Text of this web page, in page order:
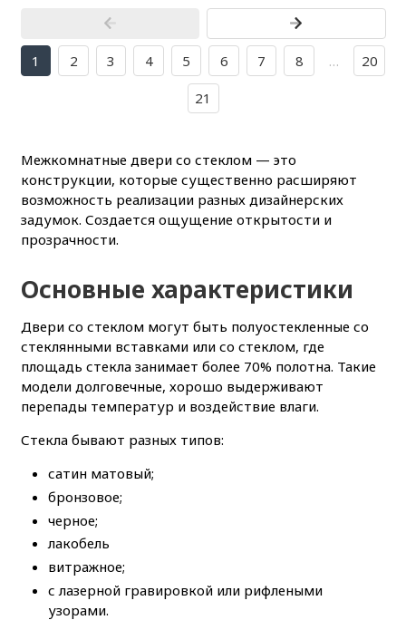
1 2 3 4 5 6 7 8 … 20
21
Межкомнатные двери со стеклом — это
конструкции, которые существенно расширяют
возможность реализации разных дизайнерских
задумок. Создается ощущение открытости и
прозрачности.
Основные характеристики
Двери со стеклом могут быть полуостекленные со
стеклянными вставками или со стеклом, где
площадь стекла занимает более 70% полотна. Такие
модели долговечные, хорошо выдерживают
перепады температур и воздействие влаги.
Стекла бывают разных типов:
сатин матовый;
бронзовое;
черное;
лакобель
витражное;
с лазерной гравировкой или рифлеными
узорами.